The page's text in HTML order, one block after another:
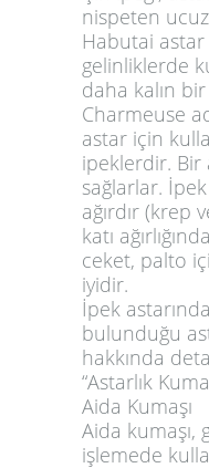
nispeten
Habutai astar
gelinliklerde
daha kalın
Charmeuse
astar için
ipeklerdir.
sağlarlar.
ağırdır (krep
katı
ceket, palto
iyidir.
İpek
bulunduğu
hakkında
“Astarlık
Aida Kumaşı
Aida kumaşı,
işlemede